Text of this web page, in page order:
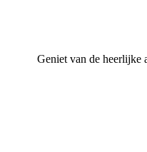
Geniet van de heerlijke